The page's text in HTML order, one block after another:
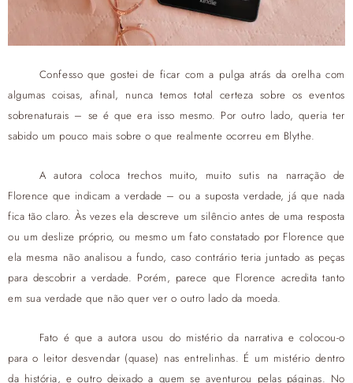
Confesso que gostei de ficar com a pulga atrás da orelha com
algumas coisas, afinal, nunca temos total certeza sobre os eventos
sobrenaturais – se é que era isso mesmo. Por outro lado, queria ter
sabido um pouco mais sobre o que realmente ocorreu em Blythe.
A autora coloca trechos muito, muito sutis na narração de
Florence que indicam a verdade – ou a suposta verdade, já que nada
fica tão claro. Às vezes ela descreve um silêncio antes de uma resposta
ou um deslize próprio, ou mesmo um fato constatado por Florence que
ela mesma não analisou a fundo, caso contrário teria juntado as peças
para descobrir a verdade. Porém, parece que Florence acredita tanto
em sua verdade que não quer ver o outro lado da moeda.
Fato é que a autora usou do mistério da narrativa e colocou-o
para o leitor desvendar (quase) nas entrelinhas. É um mistério dentro
da história, e outro deixado a quem se aventurou pelas páginas. No